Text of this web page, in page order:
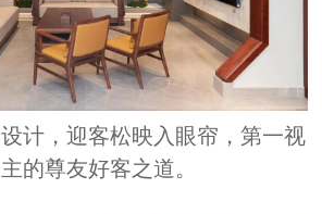
计，迎客松映入眼帘，第一视
的尊友好客之道。